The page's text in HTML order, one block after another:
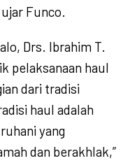
Funco.
Drs. Ibrahim T.
pelaksanaan haul
dari tradisi
haul adalah
yang
dan berakhlak,”